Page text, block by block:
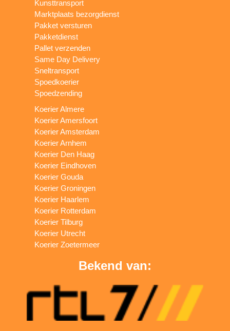
Kunsttransport
Marktplaats bezorgdienst
Pakket versturen
Pakketdienst
Pallet verzenden
Same Day Delivery
Sneltransport
Spoedkoerier
Spoedzending
Koerier Almere
Koerier Amersfoort
Koerier Amsterdam
Koerier Arnhem
Koerier Den Haag
Koerier Eindhoven
Koerier Gouda
Koerier Groningen
Koerier Haarlem
Koerier Rotterdam
Koerier Tilburg
Koerier Utrecht
Koerier Zoetermeer
Bekend van: